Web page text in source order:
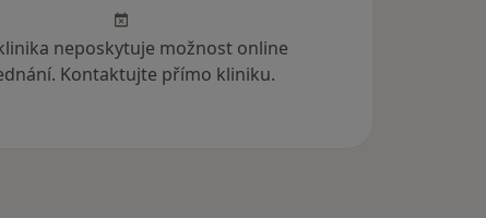
neposkytuje možnost online
Kontaktujte přímo kliniku.